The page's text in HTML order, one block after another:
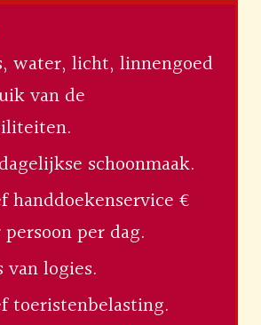
water, licht, linnengoed
van de
schoonmaak.
handdoekenservice €
per dag.
van logies.
toeristenbelasting.